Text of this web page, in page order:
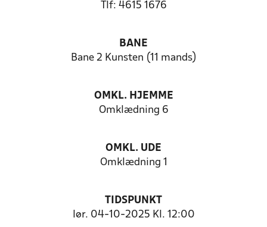
Tlf: 4615 1676
BANE
Bane 2 Kunsten (11 mands)
OMKL. HJEMME
Omklædning 6
OMKL. UDE
Omklædning 1
TIDSPUNKT
lør. 04-10-2025 Kl. 12:00